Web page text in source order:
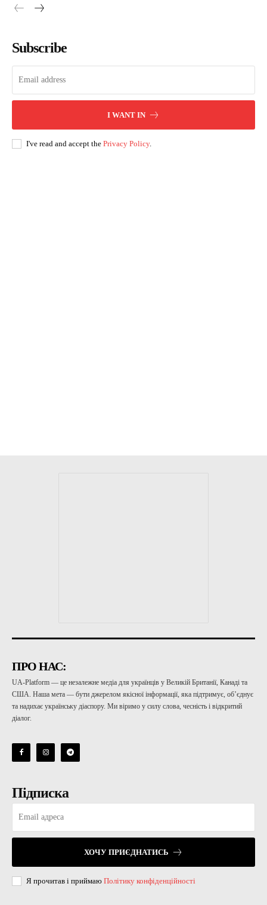
Subscribe
I WANT IN
I've read and accept the Privacy Policy.
ПРО НАС:
UA-Platform — це незалежне медіа для українців у Великій Британії, Канаді та
США. Наша мета — бути джерелом якісної інформації, яка підтримує, об’єднує
та надихає українську діаспору. Ми віримо у силу слова, чесність і відкритий
діалог.
Підписка
ХОЧУ ПРИЄДНАТИСЬ
Я прочитав і приймаю Політику конфіденційності